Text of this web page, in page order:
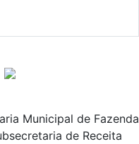
Municipal de Fazenda
de Receita